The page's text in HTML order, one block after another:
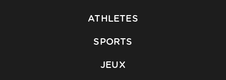
ATHLETES
SPORTS
JEUX